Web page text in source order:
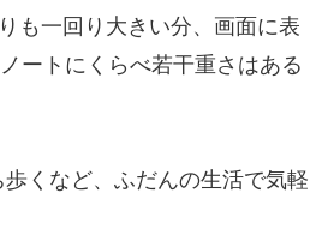
も一回り大きい分、画面に表
ートにくらべ若干重さはある
くなど、ふだんの生活で気軽